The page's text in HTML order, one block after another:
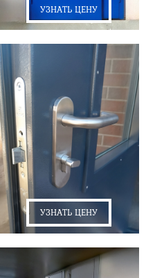
УЗНАТЬ ЦЕНУ
УЗНАТЬ ЦЕНУ